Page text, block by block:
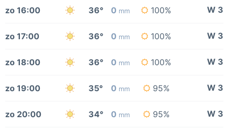
zo 16:00 36° 0 mm 100% W 3
zo 17:00 36° 0 mm 100% W 3
zo 18:00 36° 0 mm 100% W 3
zo 19:00 35° 0 mm 95% W 3
zo 20:00 34° 0 mm 95% W 3